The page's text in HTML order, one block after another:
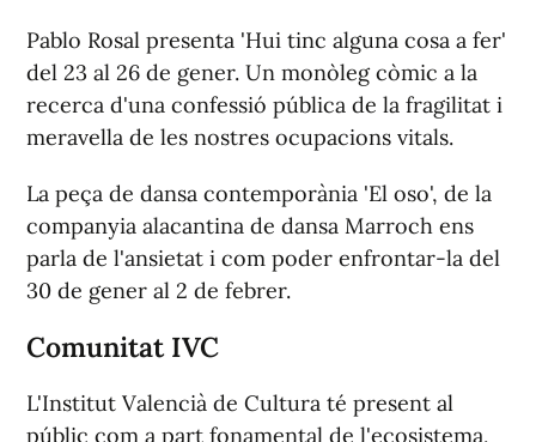
Pablo Rosal presenta 'Hui tinc alguna cosa a fer'
del 23 al 26 de gener. Un monòleg còmic a la
recerca d'una confessió pública de la fragilitat i
meravella de les nostres ocupacions vitals.
La peça de dansa contemporània 'El oso', de la
companyia alacantina de dansa Marroch ens
parla de l'ansietat i com poder enfrontar-la del
30 de gener al 2 de febrer.
Comunitat IVC
L'Institut Valencià de Cultura té present al
públic com a part fonamental de l'ecosistema,